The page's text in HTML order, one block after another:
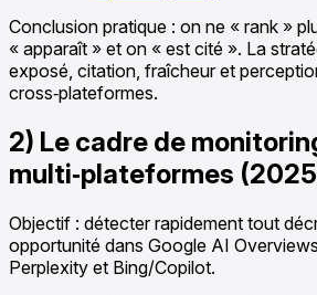
Conclusion pratique : on ne « rank »
« apparaît » et on « est cité ». La
exposé, citation, fraîcheur et
cross‑plateformes.
2) Le cadre de
multi‑plateformes
Objectif : détecter rapidement tout
opportunité dans Google AI
Perplexity et Bing/Copilot.